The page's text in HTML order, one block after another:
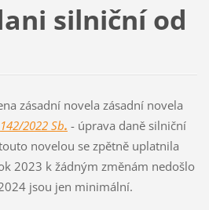
silniční od
zásadní novela zásadní novela
142/2022 Sb. - úprava daně silniční
novelou se zpětně uplatnila
2023 k žádným změnám nedošlo
jsou jen minimální.